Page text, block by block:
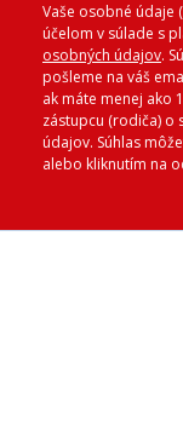
Vaše osobné údaje
účelom v súlade s
osobných údajov.
pošleme na váš
ak máte menej ako
zástupcu (rodiča) o
údajov. Súhlas
alebo kliknutím na